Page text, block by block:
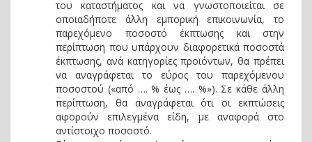
του καταστήματος και να γνωστοποιείται σε
οποιαδήποτε άλλη εμπορική επικοινωνία, το
παρεχόμενο ποσοστό έκπτωσης και στην
περίπτωση που υπάρχουν διαφορετικά ποσοστά
έκπτωσης, ανά κατηγορίες προϊόντων, θα πρέπει
να αναγράφεται το εύρος του παρεχόμενου
ποσοστού («από …. % έως …. %»). Σε κάθε άλλη
περίπτωση, θα αναγράφεται ότι οι εκπτώσεις
αφορούν επιλεγμένα είδη, με αναφορά στο
αντίστοιχο ποσοστό.